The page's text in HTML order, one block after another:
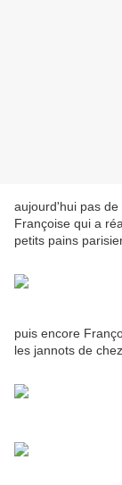
aujourd'hui pas
Françoise qui a
petits pains
puis encore
les jannots de